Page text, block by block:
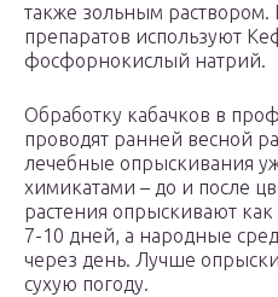
также зольным раствором.
препаратов используют
фосфорнокислый натрий.
Обработку кабачков в
проводят ранней весной
лечебные опрыскивания
химикатами – до и после
растения опрыскивают
7-10 дней, а народные
через день. Лучше
сухую погоду.